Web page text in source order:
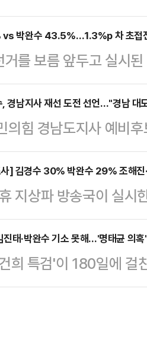
오전 9시를 넘겨 당
를 득표해 48.51%
간 표 차이는 5만500
후보를 앞서기 시작해
선을 확정했다.박 후
히 경남 최대 도시인
박완수 43.5%…1.3%p 차 초접
를 보름 앞두고 실시
보와 박완수 국민의힘
났다. 당선 가능성 조사
이어갔다.CBS가 한
선 100% ARS 방식으
'라는 질문에 김경수
후보 간 격차는
경남지사 재선 도전 선언…"경남 대
의힘 경남도지사 예비
경남도지사 선거 출
남의 대도약을 이루는
산회원구 국립 3·15민
지사직 재선에 도전한
이 같은 3·15의 정신
쪽이 마음대로 유리하
됐…
] 김경수 30% 박완수 29% 조해
지상파 방송국이 실시
더불어민주당 소속
도지사가 양강 구도를
치에 의뢰해 지난
적합도를 조사한 결과
진태·박완수 기소 못해…'명태균 의
희 특검'이 180일에 걸
와 박완수 경남도지